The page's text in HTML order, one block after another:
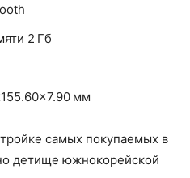
2 Гб
мм
самых покупаемых в
детище южнокорейской